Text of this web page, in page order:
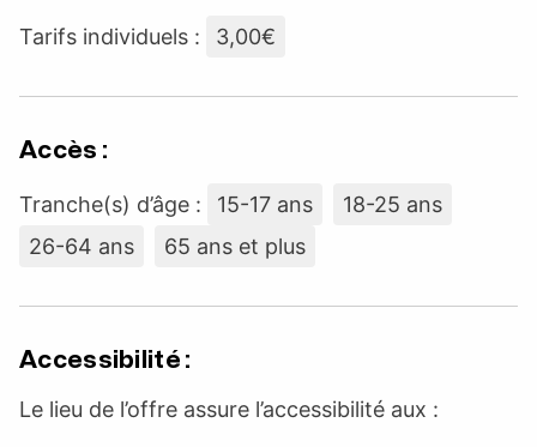
Tarifs individuels : 3,00€
Accès :
Tranche(s) d’âge : 15-17 ans
18-25 ans
26-64 ans
65 ans et plus
Accessibilité :
Le lieu de l’offre assure l’accessibilité aux :